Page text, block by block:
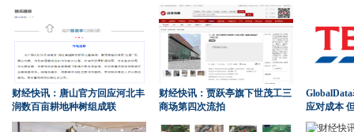
财经快讯：唐山官方回应河北丰
润数百亩耕地种树组成联
财经快讯：贾跃亭旗下世茂工三
商场第四次流拍
应对成本